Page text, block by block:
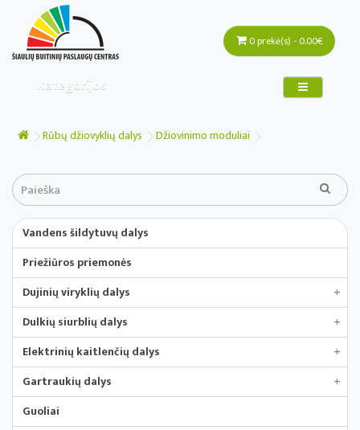
Kategorijos
0 prekė(s) - 0.00€
Rūbų džiovyklių dalys Džiovinimo moduliai
Vandens šildytuvų dalys
Priežiūros priemonės
Dujinių viryklių dalys
+
Dulkių siurblių dalys
+
Elektrinių kaitlenčių dalys
+
Gartraukių dalys
+
Guoliai